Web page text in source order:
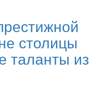
столицы
таланты из